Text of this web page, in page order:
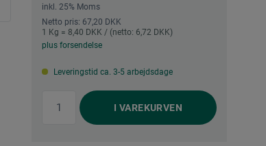
inkl. 25% Moms
Netto pris: 67,20 DKK
1 Kg = 8,40 DKK / (netto: 6,72 DKK)
plus forsendelse
Leveringstid ca. 3-5 arbejdsdage
I VAREKURVEN